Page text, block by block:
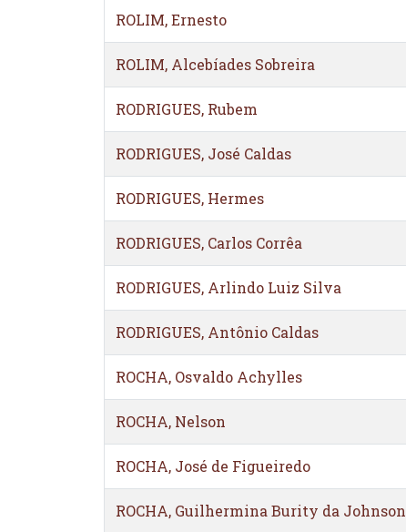
ROLIM, Ernesto
ROLIM, Alcebíades Sobreira
RODRIGUES, Rubem
RODRIGUES, José Caldas
RODRIGUES, Hermes
RODRIGUES, Carlos Corrêa
RODRIGUES, Arlindo Luiz Silva
RODRIGUES, Antônio Caldas
ROCHA, Osvaldo Achylles
ROCHA, Nelson
ROCHA, José de Figueiredo
ROCHA, Guilhermina Burity da Johnson